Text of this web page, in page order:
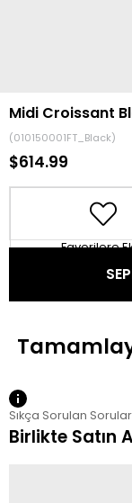
Midi Croissant
(010150001FT_Black)
$614.99
Favorilere
Sıkça Sorulan Sorular
Birlikte Satın